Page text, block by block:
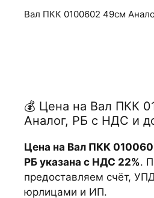
Вал ПКК 0100602 49см
💰 Цена на Вал ПКК
Аналог, РБ с НДС и
Цена на Вал ПКК
РБ указана с НДС 22%.
предоставляем счёт,
юрлицами и ИП.